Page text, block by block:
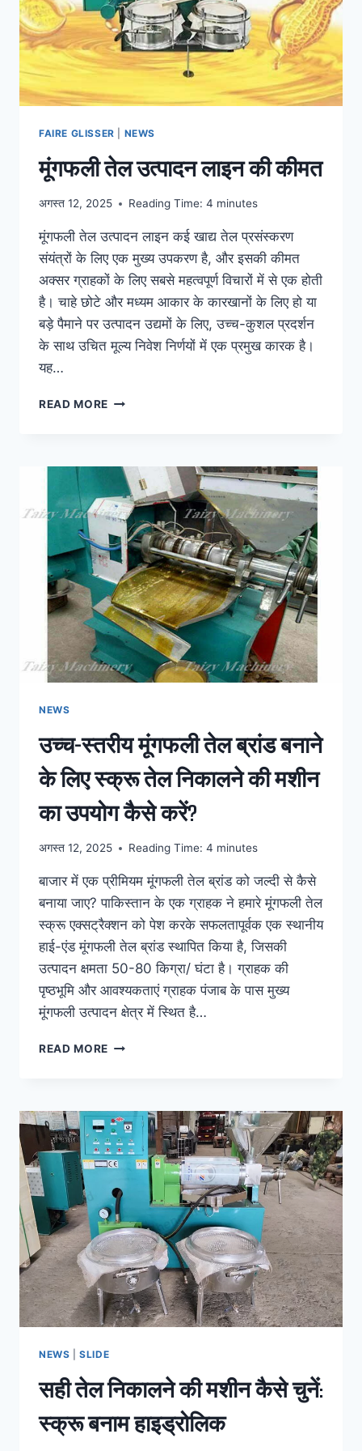
FAIRE GLISSER NEWS
मूंगफली तेल उत्पादन लाइन की कीमत
अगस्त 12, 2025 Reading Time: 4 minutes
मूंगफली तेल उत्पादन लाइन कई खाद्य तेल प्रसंस्करण
संयंत्रों के लिए एक मुख्य उपकरण है, और इसकी कीमत
अक्सर ग्राहकों के लिए सबसे महत्वपूर्ण विचारों में से एक होती
है। चाहे छोटे और मध्यम आकार के कारखानों के लिए हो या
बड़े पैमाने पर उत्पादन उद्यमों के लिए, उच्च-कुशल प्रदर्शन
के साथ उचित मूल्य निवेश निर्णयों में एक प्रमुख कारक है।
यह…
READ MORE मूंगफली
की
कीमत
NEWS
उच्च-स्तरीय मूंगफली तेल ब्रांड बनाने
के लिए स्क्रू तेल निकालने की मशीन
का उपयोग कैसे करें?
अगस्त 12, 2025 Reading Time: 4 minutes
बाजार में एक प्रीमियम मूंगफली तेल ब्रांड को जल्दी से कैसे
बनाया जाए? पाकिस्तान के एक ग्राहक ने हमारे मूंगफली तेल
स्क्रू एक्सट्रैक्शन को पेश करके सफलतापूर्वक एक स्थानीय
हाई-एंड मूंगफली तेल ब्रांड स्थापित किया है, जिसकी
उत्पादन क्षमता 50-80 किग्रा/ घंटा है। ग्राहक की
पृष्ठभूमि और आवश्यकताएं ग्राहक पंजाब के पास मुख्य
मूंगफली उत्पादन क्षेत्र में स्थित है…
READ MORE उच्च-
ब्रांड
बनाने
के
लिए
तेल
निकालने
की
मशीन
का
उपयोग
कैसे
करें?
NEWS |SLIDE
सही तेल निकालने की मशीन कैसे चुनें:
स्क्रू बनाम हाइड्रोलिक